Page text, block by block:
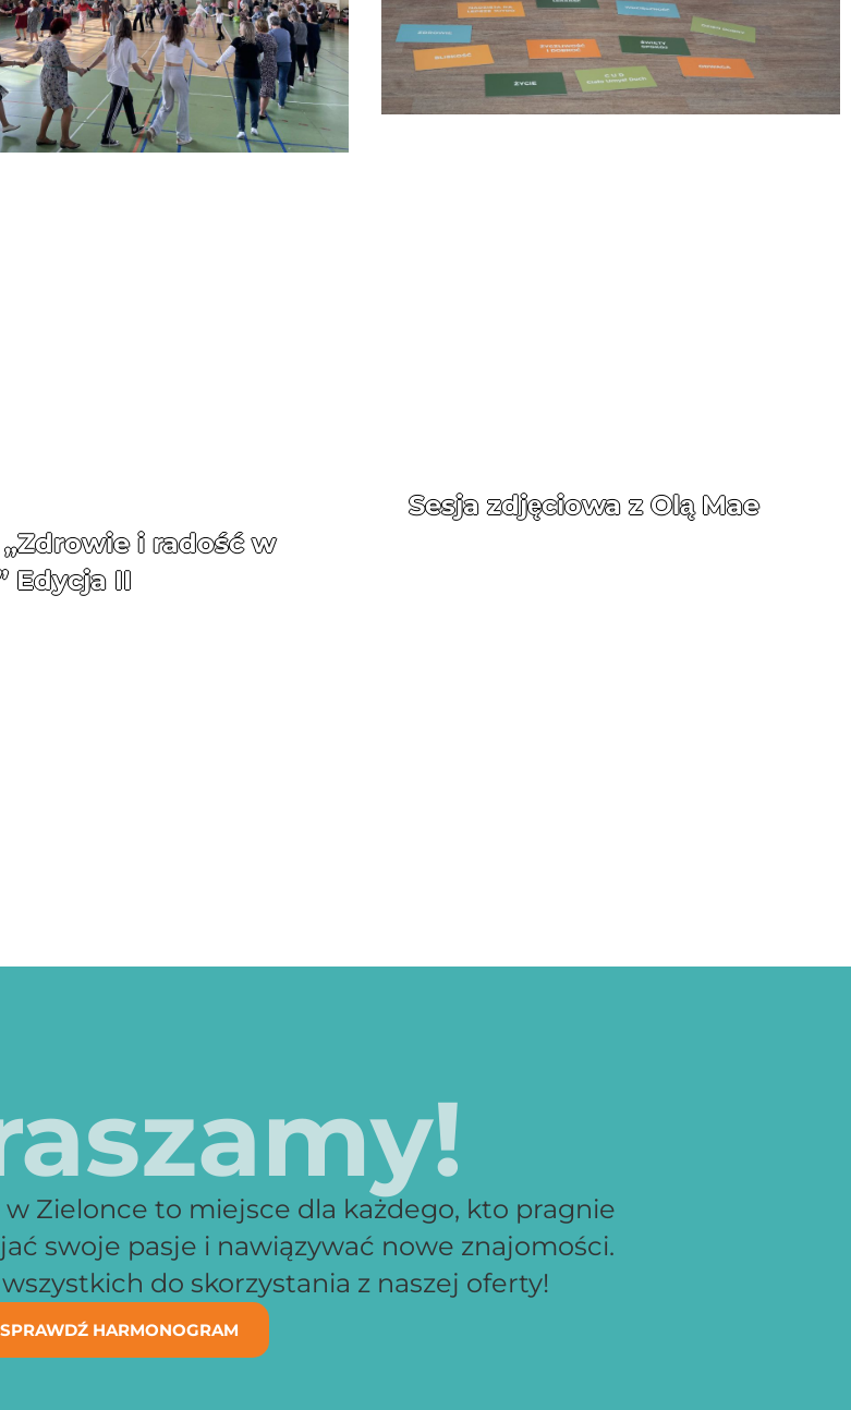
i radość w
Edycja II
Sesja zdjęciowa z Olą Mae
Zielonce to miejsce dla każdego, kto pragnie
swoje pasje i nawiązywać nowe znajomości.
do skorzystania z naszej oferty!
SPRAWDŹ HARMONOGRAM